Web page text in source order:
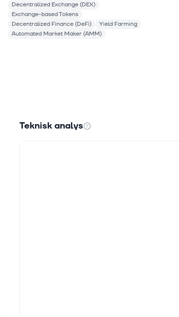
Decentralized Exchange (DEX)
Exchange-based Tokens
Decentralized Finance (DeFi)
Yield Farming
Automated Market Maker (AMM)
Teknisk analys